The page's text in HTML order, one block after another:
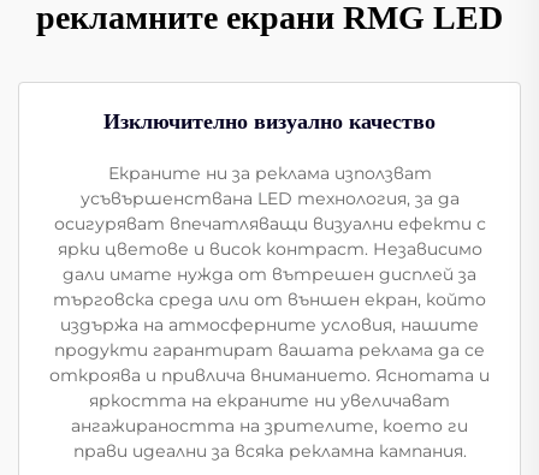
рекламните екрани RMG LED
Изключително визуално качество
Екраните ни за реклама използват
усъвършенствана LED технология, за да
осигуряват впечатляващи визуални ефекти с
ярки цветове и висок контраст. Независимо
дали имате нужда от вътрешен дисплей за
търговска среда или от външен екран, който
издържа на атмосферните условия, нашите
продукти гарантират вашата реклама да се
откроява и привлича вниманието. Яснотата и
яркостта на екраните ни увеличават
ангажираността на зрителите, което ги
прави идеални за всяка рекламна кампания.